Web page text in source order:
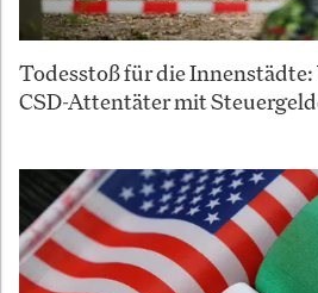
Todesstoß für die
CSD-Attentäter mit